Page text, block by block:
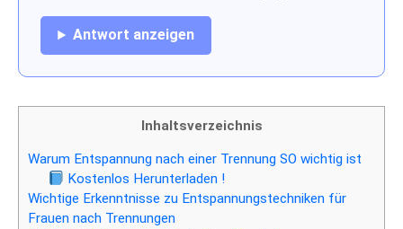
Antwort anzeigen
Inhaltsverzeichnis
Warum Entspannung nach einer Trennung SO wichtig ist
Kostenlos Herunterladen !
Wichtige Erkenntnisse zu Entspannungstechniken für
Frauen nach Trennungen